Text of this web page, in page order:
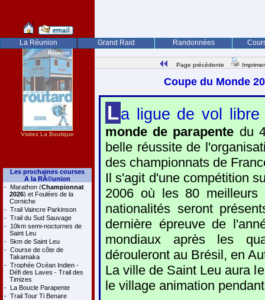
La Réunion Grand Raid Randonnées
Visitez La Boutique
Les prochaines courses
A la RÃ©union
- Marathon (Championnat
2026) et Foulées de la
Corniche
- Trail Vaincre Parkinson
- Trail du Sud Sauvage
- 10km semi-nocturnes de
Saint Leu
- 5km de Saint Leu
- Course de côte de
Takamaka
- Trophée Océan Indien -
Défi des Laves - Trail des
Timizes
- La Boucle Parapente
- Trail Tour Ti Benare
Page précédente
Coupe du Monde
La ligue de vol
monde de parapente du
belle réussite de
des championnats de
Il s'agit d'une compétition
2006 où les 80 meilleurs
nationalités seront
dernière épreuve de
mondiaux après les
dérouleront au Brésil, en
La ville de Saint Leu aura
le village animation